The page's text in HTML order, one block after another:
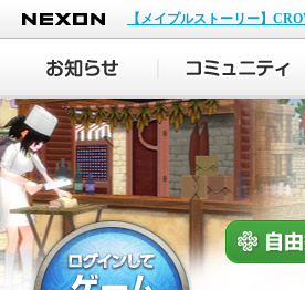
NEXON
【メイプルストーリー】